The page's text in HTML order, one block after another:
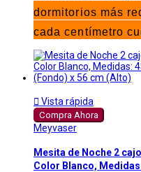
dormitorios más
cada centímetro
 Vista rápida
Compra Ahora
Meyvaser
Mesita de Noche 2
Color Blanco,